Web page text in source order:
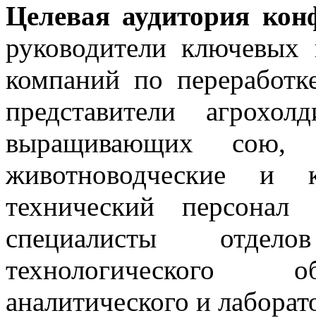
Целевая аудитория
руководители ключевых
компаний по
представители
выращивающих сою,
животноводческие и
технический
специалисты
технологического
аналитического и